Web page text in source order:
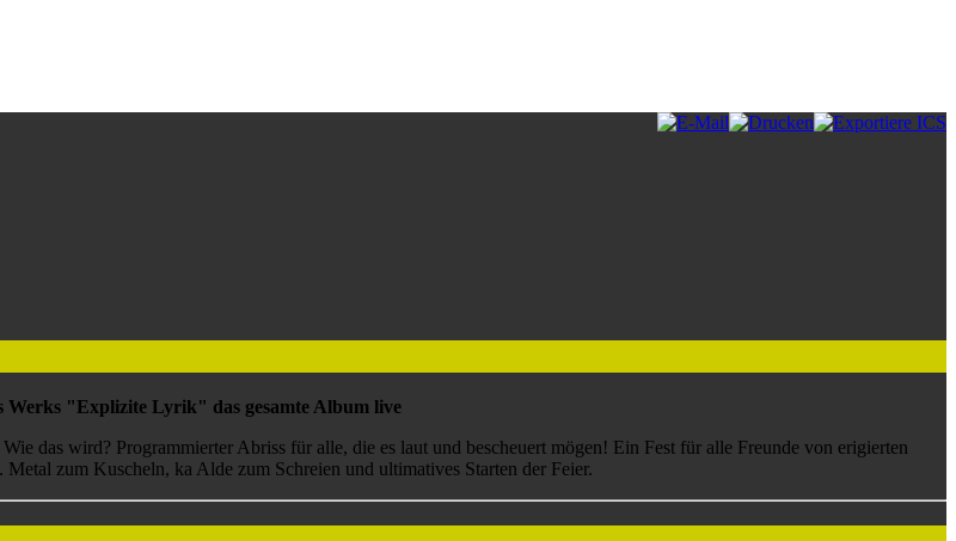
Werks "Explizite Lyrik" das gesamte Album live
das wird? Programmierter Abriss für alle, die es laut und bescheuert mögen! Ein Fest für alle Freunde von erigierten
zum Kuscheln, ka Alde zum Schreien und ultimatives Starten der Feier.